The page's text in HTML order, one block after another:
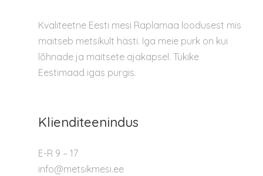
Kvaliteetne Eesti mesi Raplamaa loodusest mis
maitseb metsikult hästi. Iga meie purk on kui
lõhnade ja maitsete ajakapsel. Tükike
Eestimaad igas purgis.
Klienditeenindus
E-R 9 – 17
info@metsikmesi.ee